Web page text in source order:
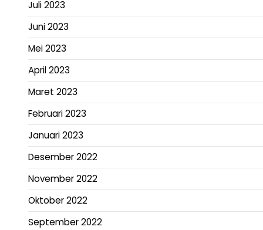
Juli 2023
Juni 2023
Mei 2023
April 2023
Maret 2023
Februari 2023
Januari 2023
Desember 2022
November 2022
Oktober 2022
September 2022